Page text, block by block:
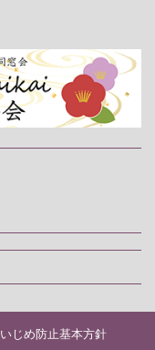
いじめ防止基本方針